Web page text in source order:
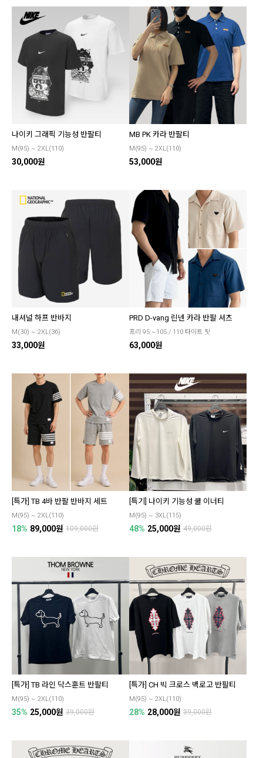
나이키 그래픽 기능성 반팔티
M(95) ~ 2XL(110)
30,000원
MB PK 카라 반팔티
M(95) ~ 2XL(110)
53,000원
내셔널 하프 반바지
M(30) ~ 2XL(36)
33,000원
PRD D-vang 린넨 카라 반팔 셔츠
프리 95 ~105 / 110 타이트 핏
63,000원
[특가] TB 4바 반팔 반바지 세트
M(95) ~ 2XL(110)
18% 89,000원 109,000원
[특기] 나이키 기능성 쿨 이너티
M(95) ~ 3XL(115)
48% 25,000원 49,000원
[특가] TB 라인 닥스훈트 반팔티
M(95) ~ 2XL(110)
35% 25,000원 39,000원
[특가] CH 빅 크로스 백로고 반팔티
M(95) ~ 2XL(110)
28% 28,000원 39,000원